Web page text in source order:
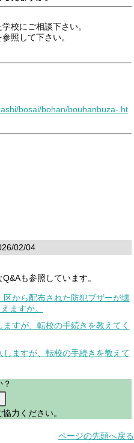
校にご相談下さい。
照して下さい。
bosai/bohan/bouhanbuza-.ht
02/04
も参照しています。
から配布された防犯ブザーが壊
ますか。
すが、転校の手続きを教えてく
ますが、転校の手続きを教えて
力ください。
ページの先頭へ戻る